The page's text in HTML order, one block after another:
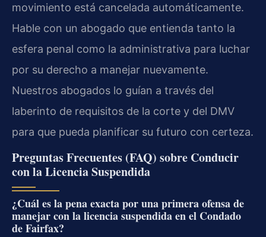
movimiento está cancelada automáticamente.
Hable con un abogado que entienda tanto la
esfera penal como la administrativa para luchar
por su derecho a manejar nuevamente.
Nuestros abogados lo guían a través del
laberinto de requisitos de la corte y del DMV
para que pueda planificar su futuro con certeza.
Preguntas Frecuentes (FAQ) sobre Conducir
con la Licencia Suspendida
¿Cuál es la pena exacta por una primera ofensa de
manejar con la licencia suspendida en el Condado
de Fairfax?